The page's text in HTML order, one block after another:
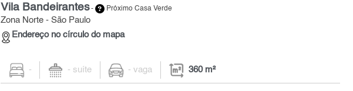
Vila Bandeirantes- Próximo Casa Verde
Zona Norte - São Paulo
Endereço no círculo do mapa
- - suíte - vaga 360 m²